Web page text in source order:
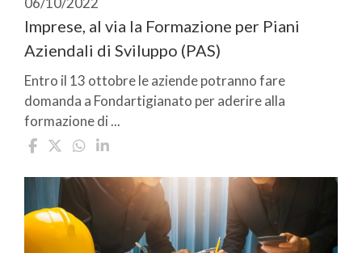
Imprese, al via la Formazione per Piani
Aziendali di Sviluppo (PAS)
Entro il 13 ottobre le aziende potranno fare
domanda a Fondartigianato per aderire alla
formazione di ...